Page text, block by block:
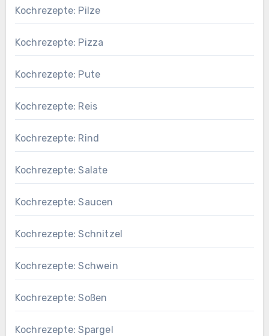
Kochrezepte: Pilze
Kochrezepte: Pizza
Kochrezepte: Pute
Kochrezepte: Reis
Kochrezepte: Rind
Kochrezepte: Salate
Kochrezepte: Saucen
Kochrezepte: Schnitzel
Kochrezepte: Schwein
Kochrezepte: Soßen
Kochrezepte: Spargel